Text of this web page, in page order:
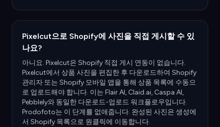
Pixelcut으로 Shopify에 사진을 직접 게시할 수 있
나요?
아니요. Pixelcut은 Shopify 직접 게시 연동이 없습니다.
Pixelcut에서 상품 사진을 편집한 후 다운로드하여 Shopify
관리자 또는 Shopify 모바일 앱을 통해 상품 목록에 수동으
로 업로드해야 합니다. 이는 Flair AI, Claid.ai, Caspa AI,
Pebblely와 동일한 다운로드-업로드 워크플로우입니다.
Prodofoto는 이 단계를 없애줍니다. 완성된 사진은 생성에
서 Shopify 목록으로 원클릭에 이동합니다.